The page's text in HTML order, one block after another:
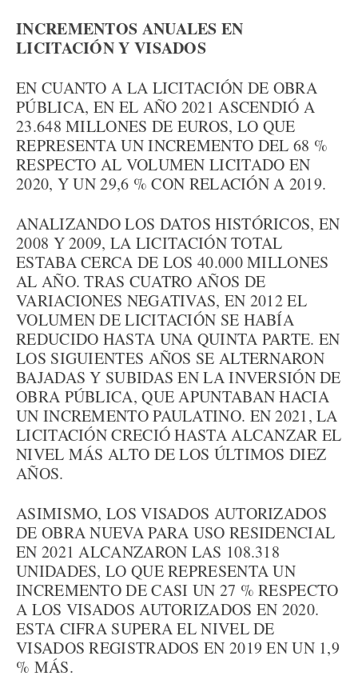
INCREMENTOS ANUALES EN
LICITACIÓN Y VISADOS
EN CUANTO A LA LICITACIÓN DE OBRA
PÚBLICA, EN EL AÑO 2021 ASCENDIÓ A
23.648 MILLONES DE EUROS, LO QUE
REPRESENTA UN INCREMENTO DEL 68 %
RESPECTO AL VOLUMEN LICITADO EN
2020, Y UN 29,6 % CON RELACIÓN A 2019.
ANALIZANDO LOS DATOS HISTÓRICOS, EN
2008 Y 2009, LA LICITACIÓN TOTAL
ESTABA CERCA DE LOS 40.000 MILLONES
AL AÑO. TRAS CUATRO AÑOS DE
VARIACIONES NEGATIVAS, EN 2012 EL
VOLUMEN DE LICITACIÓN SE HABÍA
REDUCIDO HASTA UNA QUINTA PARTE. EN
LOS SIGUIENTES AÑOS SE ALTERNARON
BAJADAS Y SUBIDAS EN LA INVERSIÓN DE
OBRA PÚBLICA, QUE APUNTABAN HACIA
UN INCREMENTO PAULATINO. EN 2021, LA
LICITACIÓN CRECIÓ HASTA ALCANZAR EL
NIVEL MÁS ALTO DE LOS ÚLTIMOS DIEZ
AÑOS.
ASIMISMO, LOS VISADOS AUTORIZADOS
DE OBRA NUEVA PARA USO RESIDENCIAL
EN 2021 ALCANZARON LAS 108.318
UNIDADES, LO QUE REPRESENTA UN
INCREMENTO DE CASI UN 27 % RESPECTO
A LOS VISADOS AUTORIZADOS EN 2020.
ESTA CIFRA SUPERA EL NIVEL DE
VISADOS REGISTRADOS EN 2019 EN UN 1,9
% MÁS.